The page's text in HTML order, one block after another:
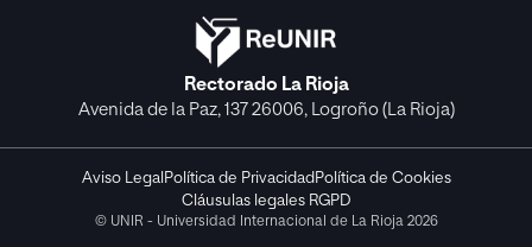
Rectorado La Rioja
Avenida de la Paz, 137 26006, Logroño (La Rioja)
Aviso Legal Política de Privacidad Política de Cookies
Cláusulas legales RGPD
© UNIR - Universidad Internacional de La Rioja 2026